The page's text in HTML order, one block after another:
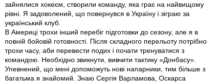
зайнялися хокеєм, створили команду, яка грає на найвищому
рівні. Я задоволений, що повернувся в Україну і зіграю за
український клуб.
В Америці трохи інший перебіг підготовки до сезону, але я в
повній бойовій готовності. Після складного перельоту потрібно
трохи часу, аби перевести подих і почати тренуватися з
командою. Необхідно звикнути, вивчити тактику «Донбасу».
Упевнений, що мені допоможуть нові напарники, тим більше з
багатьма я знайомий. Знаю Сергія Варламова, Оскарса